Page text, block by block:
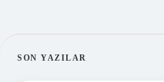
SIDEBAR
SON YAZILAR